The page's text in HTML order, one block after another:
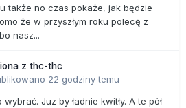
także no czas pokaże, jak będzie
że w przyszłym roku polecę z
nasz...
z thc-thc
22 godziny temu
Juz by ładnie kwitły. A te pół